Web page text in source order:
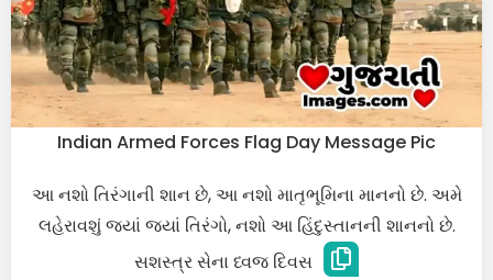
Indian Armed Forces Flag Day Message Pic
આ નશો તિરંગાની શાન છે, આ નશો માતૃભૂમિના માનનો છે. અમે
લહેરાવશું જ્યાં જ્યાં તિરંગો, નશો આ હિંદુસ્તાનની શાનનો છે.
સશસ્ત્ર સેના ધ્વજ દિવસ